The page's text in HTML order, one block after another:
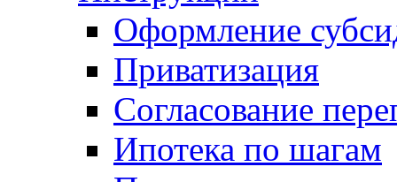
Оформление
Приватизация
Согласование
Ипотека по шагам